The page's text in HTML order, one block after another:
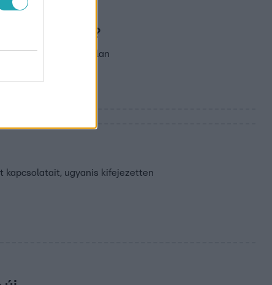
az első párt?
el Timit – váratlan
kapcsolatait, ugyanis kifejezetten